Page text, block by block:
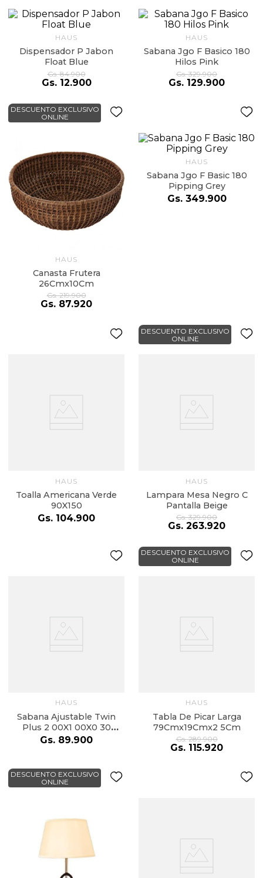
HAUS
Dispensador P Jabon
Float Blue
Gs. 84.900
Gs. 12.900
HAUS
Sabana Jgo F Basico 180
Hilos Pink
Gs. 329.900
Gs. 129.900
DESCUENTO EXCLUSIVO
ONLINE
HAUS
Canasta Frutera
26Cmx10Cm
Gs. 219.900
Gs. 87.920
HAUS
Sabana Jgo F Basic 180
Pipping Grey
Gs. 349.900
HAUS
Toalla Americana Verde
90X150
Gs. 104.900
DESCUENTO EXCLUSIVO
ONLINE
HAUS
Lampara Mesa Negro C
Pantalla Beige
Gs. 329.900
Gs. 263.920
HAUS
Sabana Ajustable Twin
Plus 2 00X1 00X0 30
Negro
Gs. 89.900
DESCUENTO EXCLUSIVO
ONLINE
HAUS
Tabla De Picar Larga
79Cmx19Cmx2 5Cm
Gs. 289.900
Gs. 115.920
DESCUENTO EXCLUSIVO
ONLINE
9.
almohada